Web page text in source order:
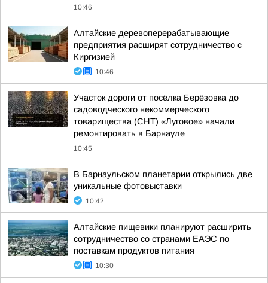
10:46
Алтайские деревоперерабатывающие
предприятия расширят сотрудничество с
Киргизией
10:46
Участок дороги от посёлка Берёзовка до
садоводческого некоммерческого
товарищества (СНТ) «Луговое» начали
ремонтировать в Барнауле
10:45
В Барнаульском планетарии открылись две
уникальные фотовыставки
10:42
Алтайские пищевики планируют расширить
сотрудничество со странами ЕАЭС по
поставкам продуктов питания
10:30